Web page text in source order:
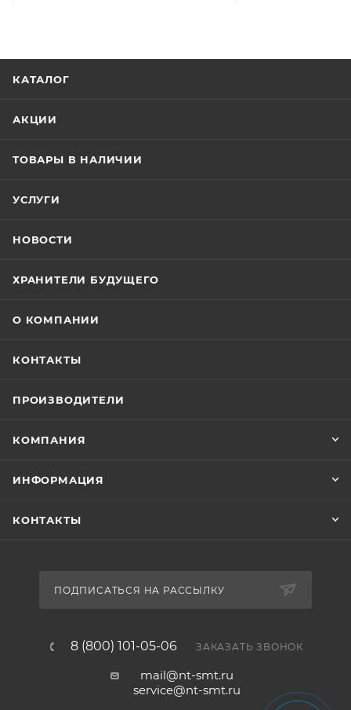
КАТАЛОГ
АКЦИИ
ТОВАРЫ В НАЛИЧИИ
УСЛУГИ
НОВОСТИ
ХРАНИТЕЛИ БУДУЩЕГО
О КОМПАНИИ
КОНТАКТЫ
ПРОИЗВОДИТЕЛИ
КОМПАНИЯ
ИНФОРМАЦИЯ
КОНТАКТЫ
ПОДПИСАТЬСЯ НА РАССЫЛКУ
8 (800) 101-05-06 ЗАКАЗАТЬ ЗВОНОК
mail@nt-smt.ru
service@nt-smt.ru